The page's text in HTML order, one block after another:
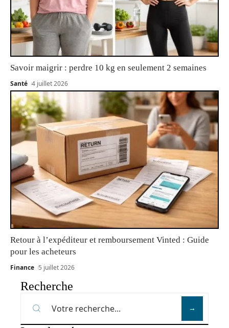
Savoir maigrir : perdre 10 kg en seulement 2 semaines
Santé 4 juillet 2026
Retour à l’expéditeur et remboursement Vinted : Guide
pour les acheteurs
Finance 5 juillet 2026
Recherche